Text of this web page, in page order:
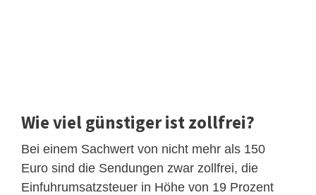
Wie viel günstiger ist zollfrei?
Bei einem Sachwert von nicht mehr als 150
Euro sind die Sendungen zwar zollfrei, die
Einfuhrumsatzsteuer in Höhe von 19 Prozent